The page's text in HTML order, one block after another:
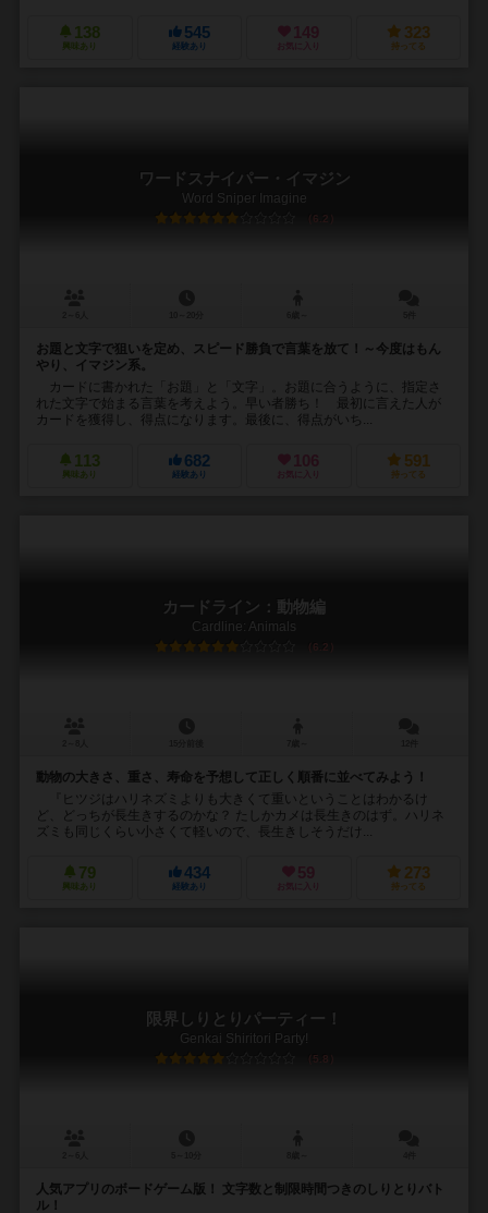
138
興味あり
545
経験あり
149
お気に入り
323
持ってる
ワードスナイパー・イマジン
Word Sniper Imagine
6.2
お題と文字で狙いを定め、スピード勝負で言葉を放て！～今度はもん
やり、イマジン系。
カードに書かれた「お題」と「文字」。お題に合うように、指定さ
れた文字で始まる言葉を考えよう。早い者勝ち！ 最初に言えた人が
カードを獲得し、得点になります。最後に、得点がいち...
113
興味あり
682
経験あり
106
お気に入り
591
持ってる
カードライン：動物編
Cardline: Animals
6.2
動物の大きさ、重さ、寿命を予想して正しく順番に並べてみよう！
『ヒツジはハリネズミよりも大きくて重いということはわかるけ
ど、どっちが長生きするのかな？ たしかカメは長生きのはず。ハリネ
ズミも同じくらい小さくて軽いので、長生きしそうだけ...
79
興味あり
434
経験あり
59
お気に入り
273
持ってる
限界しりとりパーティー！
Genkai Shiritori Party!
5.8
人気アプリのボードゲーム版！ 文字数と制限時間つきのしりとりバト
ル！